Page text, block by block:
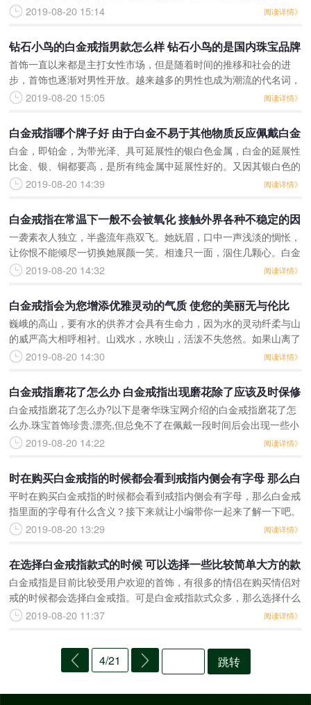
呢，今天东方美宝商城的小编就来为大家介绍下白金戒指清洗的实用
2019-08-20 15:14 阅读详情》
钻石小鸟的白金戒指男款怎么样 钻石小鸟的是国内珠宝品牌
在首饰行业中以色彩设计的精湛而闻名
首饰一直以来都是主打女性市场，但是随着时间的推移和社会的进
步，首饰也逐渐对男性开放。越来越多的男性也成为潮流的代名词，
大多数做首饰品牌的商家也都推出男士系列，为男性开设专柜出售各
2019-08-20 15:05 阅读详情》
白金戒指哪个牌子好 由于白金不易于其他物质反应佩戴白金
饰一般不会引起皮肤过敏
白金，即铂金，为带光泽、具可延展性的银白色金属，白金的延展性
比金、银、铜都要高，是所有纯金属中延展性好的。又因其银白色的
金属光泽，白金饰品受到越来越多消费者的亲睐，白金戒指也成为许
2019-08-20 14:39 阅读详情》
白金戒指在常温下一般不会被氧化 接触外界各种不稳定的因
素也会不可避免的在表面形成一层氧化层
一袭素衣人独立，半盏流年燕双飞。她妩眉，口中一声浅淡的惆怅，
让你恨不能倾尽一切换她展颜一笑。相逢只一面，泅住几颗心。白金
是真爱的具象化，化作戒指一枚缠绵在指尖，但是白金戒指磨花了怎
2019-08-20 14:32 阅读详情》
白金戒指会为您增添优雅灵动的气质 使您的美丽无与伦比
巍峨的高山，要有水的供养才会具有生命力，因为水的灵动纤柔与山
的威严高大相呼相衬。山戏水，水映山，活泼不失悠然。如果山离了
水，就失去了灵气，变成一堆光秃秃的石头；如果水离了山，就失去
2019-08-20 14:30 阅读详情》
白金戒指磨花了怎么办 ​白金戒指出现磨花除了应该及时保修
外平时应该注意保养
白金戒指磨花了怎么办?以下是奢华珠宝网介绍的白金戒指磨花了怎
么办.珠宝首饰珍贵,漂亮,但总免不了在佩戴一段时间后会出现一些小
问题,如白金戒指就会出现磨花的问题,那么我们要怎么办呢?如果你
2019-08-20 14:22 阅读详情》
时在购买白金戒指的时候都会看到戒指内侧会有字母 那么白
金戒指里面的字母有什么含义
平时在购买白金戒指的时候都会看到戒指内侧会有字母，那么白金戒
指里面的字母有什么含义？接下来就让小编带你一起来了解一下吧。
白金戒指里面的字母是什么？白金戒指里面通常会有一些字母的标
2019-08-20 13:29 阅读详情》
在选择白金戒指款式的时候 可以选择一些比较简单大方的款
式
白金戒指是目前比较受用户欢迎的首饰，有很多的情侣在购买情侣对
戒的时候都会选择白金戒指。可是白金戒指款式众多，那么选择什么
样的款式对于情侣来说会比较合适呢？接下来我们就一起来了解一
2019-08-20 11:37 阅读详情》
4/21 跳转